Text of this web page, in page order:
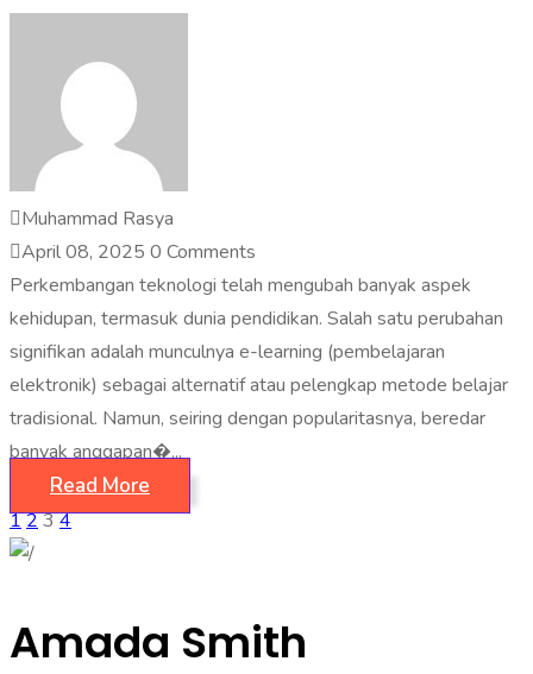
Muhammad Rasya
April 08, 2025 0 Comments
Perkembangan teknologi telah mengubah banyak aspek
kehidupan, termasuk dunia pendidikan. Salah satu perubahan
signifikan adalah munculnya e-learning (pembelajaran
elektronik) sebagai alternatif atau pelengkap metode belajar
tradisional. Namun, seiring dengan popularitasnya, beredar
banyak anggapan�...
Read More
1234
Amada Smith